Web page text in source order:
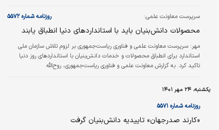
حمل‌ونقل پیشرفته معاونت علمی و فناوری ریاست‌جمهوری آغاز به کار کرده و امروز
صمت، مدیرعامل گروه خودروسازی سایپا، مدیرعامل گروه صنعتی…
سرپرست معاونت علمی: روزنامه شماره ۵۵۷۲
محصولات دانش‌بنیان باید با استانداردهای دنیا انطباق یابند
مهر: سرپرست معاونت علمی و فناوری ریاست‌جمهوری بر لزوم تلاش سازمان ملی
استاندارد برای انطباق محصولات و خدمات دانش‌بنیان با استانداردهای روز دنیا
تاکید کرد. به گزارش معاونت علمی و فناوری ریاست‌جمهوری، روح‌‌الله
داخلی ناموس ملی است، گفت: هر ذره از بازار داخلی که در دستان خارجی‌ها باشد
آسیب به کیان این کشور است، بنابراین به این موضوع باور داریم که سازمان ملی
استاندارد می‌تواند در نقطه‌ای قرار بگیرد که الزام و مقررات استفاده…
یکشنبه، ۲۴ مهر ۱۴۰۱
روزنامه شماره ۵۵۷۱
«کارند صدرجهان» تاییدیه دانش‌‌بنیان گرفت